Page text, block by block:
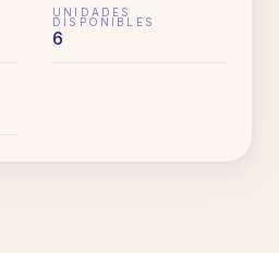
UNIDADES
DISPONIBLES
6